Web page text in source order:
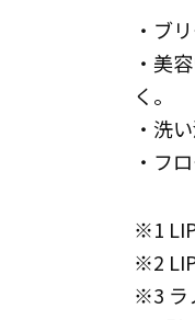
・ブ
・美
く。
・洗
・フ
※1
※2
※3 ラ